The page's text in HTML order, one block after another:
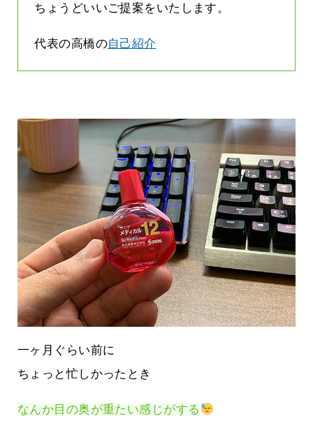
ちょうどいいご提案をいたします。
代表の高橋の自己紹介
一ヶ月ぐらい前に
ちょっと忙しかったとき
なんか目の奥が重たい感じがする